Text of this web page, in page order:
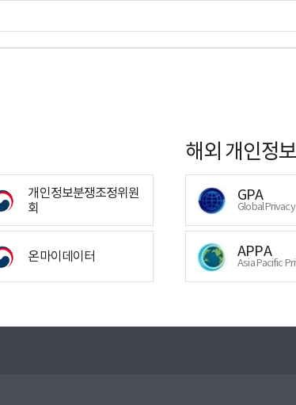
개인정보분쟁조정위원
회
온마이데이터
해외 개인정
GPA
Global
APPA
Asia Pacific